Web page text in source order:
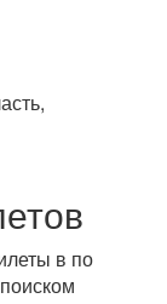
в по